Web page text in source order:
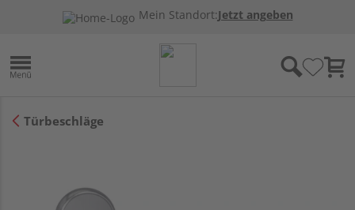
Mein Standort:Jetzt angeben
Türbeschläge